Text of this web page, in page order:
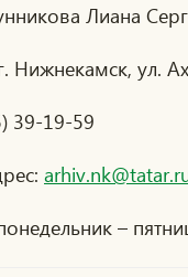
Лиана
Нижнекамск, ул.
39-19-59
–